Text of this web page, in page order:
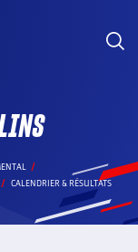
CALENDRIER & RÉSULTATS